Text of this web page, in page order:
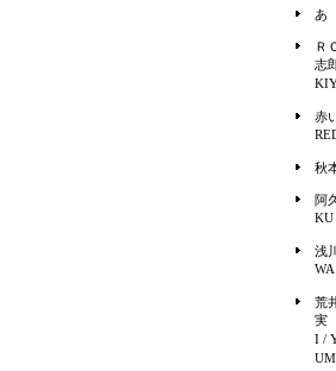
あ
Ｒ
志
赤
秋
阿
KU
浅
WA
荒
実
I /